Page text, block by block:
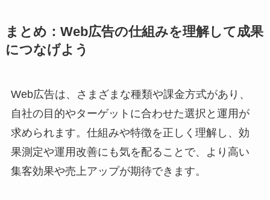
まとめ：Web広告の仕組みを理解して成果
につなげよう
Web広告は、さまざまな種類や課金方式があり、
自社の目的やターゲットに合わせた選択と運用が
求められます。仕組みや特徴を正しく理解し、効
果測定や運用改善にも気を配ることで、より高い
集客効果や売上アップが期待できます。